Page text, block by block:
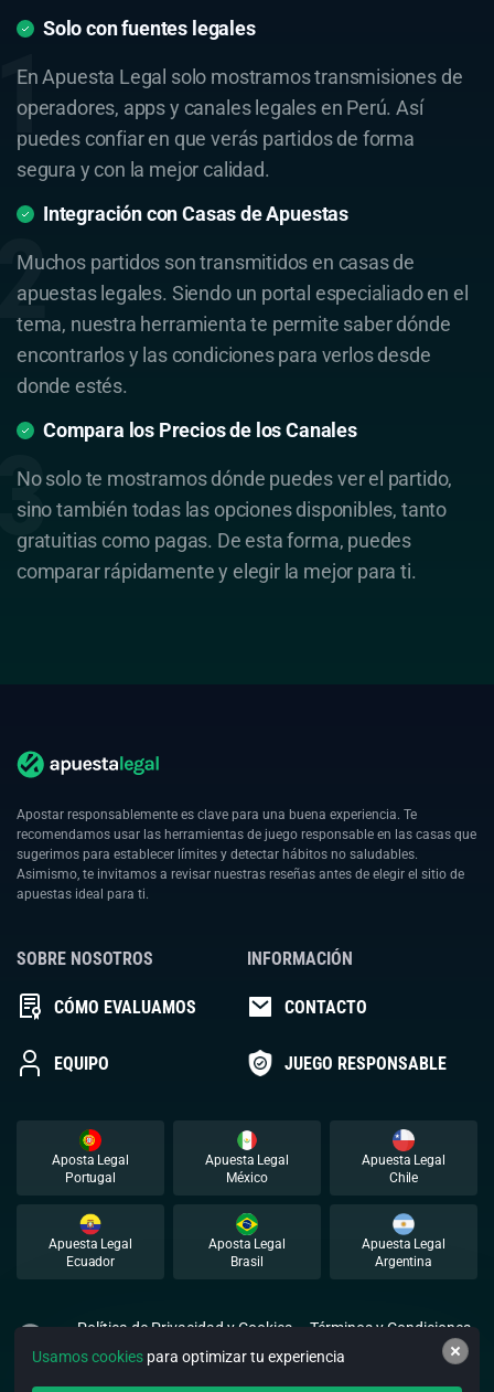
Solo con fuentes legales
En Apuesta Legal solo mostramos transmisiones de
operadores, apps y canales legales en Perú. Así
puedes confiar en que verás partidos de forma
segura y con la mejor calidad.
Integración con Casas de Apuestas
Muchos partidos son transmitidos en casas de
apuestas legales. Siendo un portal especialiado en el
tema, nuestra herramienta te permite saber dónde
encontrarlos y las condiciones para verlos desde
donde estés.
Compara los Precios de los Canales
No solo te mostramos dónde puedes ver el partido,
sino también todas las opciones disponibles, tanto
gratuitias como pagas. De esta forma, puedes
comparar rápidamente y elegir la mejor para ti.
Apostar responsablemente es clave para una buena experiencia. Te
recomendamos usar las herramientas de juego responsable en las casas que
sugerimos para establecer límites y detectar hábitos no saludables.
Asimismo, te invitamos a revisar nuestras reseñas antes de elegir el sitio de
apuestas ideal para ti.
SOBRE NOSOTROS
CÓMO EVALUAMOS
EQUIPO
INFORMACIÓN
CONTACTO
JUEGO RESPONSABLE
Aposta Legal
Portugal
Apuesta Legal
México
Apuesta Legal
Chile
Apuesta Legal
Ecuador
Aposta Legal
Brasil
Apuesta Legal
Argentina
Política de Privacidad y Cookies
Términos y Condiciones
© 2026 Apuestalegal. Todos los derechos reservados.
Usamos cookies para optimizar tu experiencia